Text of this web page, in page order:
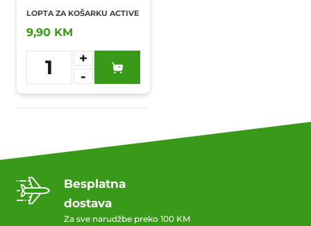
LOPTA ZA KOŠARKU ACTIVE
9,90 KM
1
+
-
Dodaj u
omiljene
Besplatna
dostava
Za sve narudžbe preko 100 KM